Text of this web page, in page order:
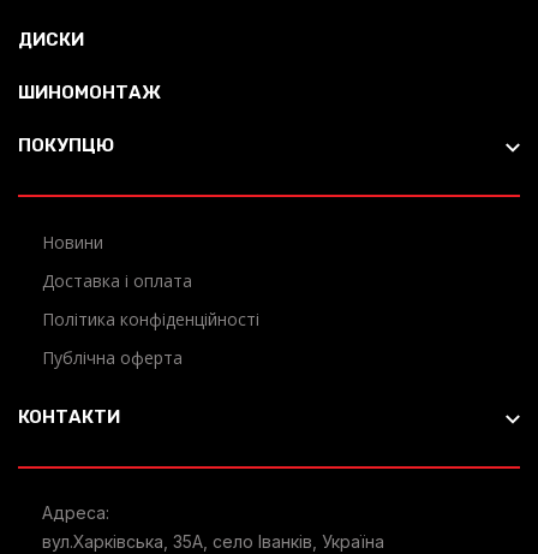
КОНТАКТИ
Адреса:
вул.Харківська, 35А, село Іванків, Україна
ДИСКИ
ШИНОМОНТАЖ
ПОКУПЦЮ
Новини
Доставка і оплата
Політика конфіденційності
Публічна оферта